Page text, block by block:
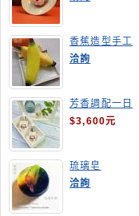
香蕉造型手工
皂
洽詢
芳香調配一日
班
$3,600元
琉璃皂
洽詢